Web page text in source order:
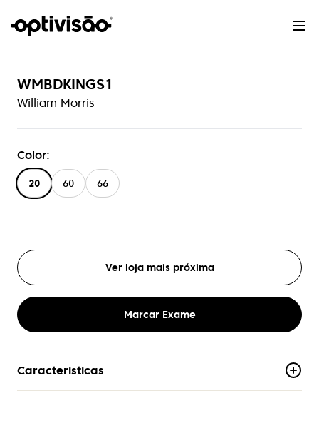
WMBDKINGS1
William Morris
Color:
20 60 66
Ver loja mais próxima
Marcar Exame
Caracteristicas